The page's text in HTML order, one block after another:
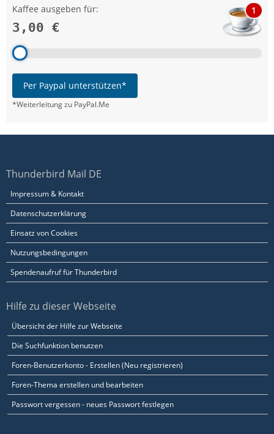
Kaffee ausgeben für:
3,00 €
1
Per Paypal unterstützen*
*Weiterleitung zu PayPal.Me
Thunderbird Mail DE
Impressum & Kontakt
Datenschutzerklärung
Einsatz von Cookies
Nutzungsbedingungen
Spendenaufruf für Thunderbird
Hilfe zu dieser Webseite
Übersicht der Hilfe zur Webseite
Die Suchfunktion benutzen
Foren-Benutzerkonto - Erstellen (Neu registrieren)
Foren-Thema erstellen und bearbeiten
Passwort vergessen - neues Passwort festlegen